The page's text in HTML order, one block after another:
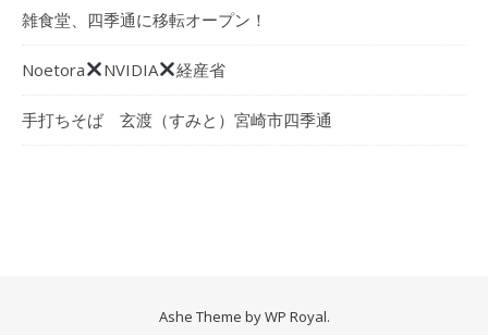
雑食堂、四季通に移転オープン！
Noetora NVIDIA 経産省
手打ちそば 玄渡（すみと）宮崎市四季通
Ashe Theme byWP Royal.